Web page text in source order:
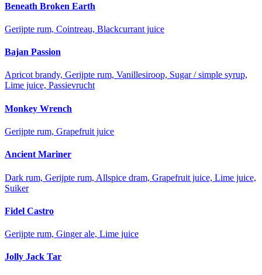
Beneath Broken Earth
Gerijpte rum, Cointreau, Blackcurrant juice
Bajan Passion
Apricot brandy, Gerijpte rum, Vanillesiroop, Sugar / simple syrup,
Lime juice, Passievrucht
Monkey Wrench
Gerijpte rum, Grapefruit juice
Ancient Mariner
Dark rum, Gerijpte rum, Allspice dram, Grapefruit juice, Lime juice,
Suiker
Fidel Castro
Gerijpte rum, Ginger ale, Lime juice
Jolly Jack Tar